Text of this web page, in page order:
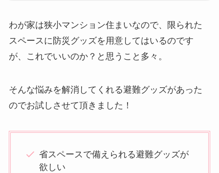
わが家は狭小マンション住まいなので、限られた
スペースに防災グッズを用意してはいるのです
が、これでいいのか？と思うこと多々。
そんな悩みを解消してくれる避難グッズがあった
のでお試しさせて頂きました！
省スペースで備えられる避難グッズが
欲しい